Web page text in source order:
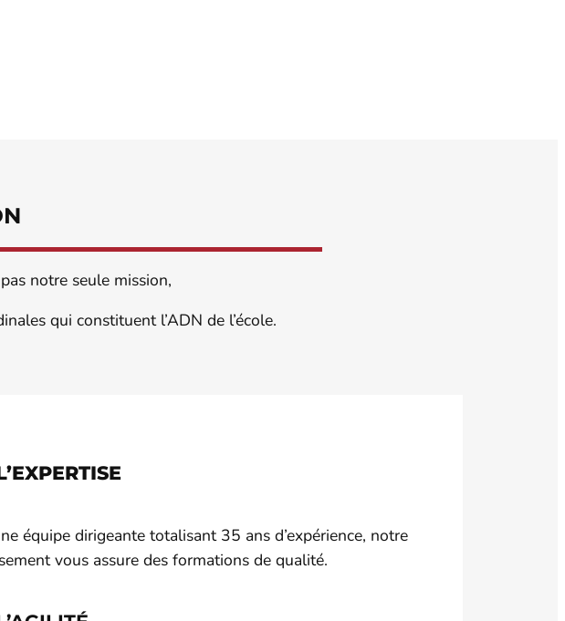
notre seule mission,
qui constituent l’ADN de l’école.
équipe dirigeante totalisant 35 ans d’expérience, notre
vous assure des formations de qualité.